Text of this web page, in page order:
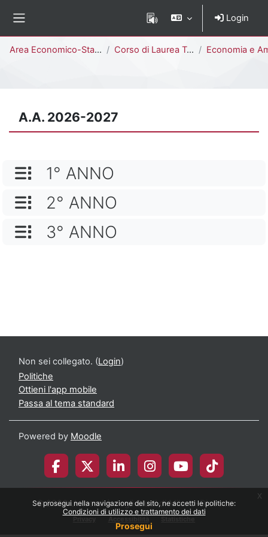
Se prosegui nella navigazione del sito, ne accetti le politiche:
Condizioni di utilizzo e trattamento dei dati
Prosegui
x
Login
Area Economico-Statistica Corso di Laurea Triennale Economia e Amministrazione delle Imprese
A.A. 2026-2027
NOME CATEGORIA
1° ANNO
NOME CATEGORIA
2° ANNO
NOME CATEGORIA
3° ANNO
Non sei collegato. (Login)
Politiche
Ottieni l'app mobile
Passa al tema standard
Powered by Moodle
© 2026 Università degli Studi di Milano-Bicocca